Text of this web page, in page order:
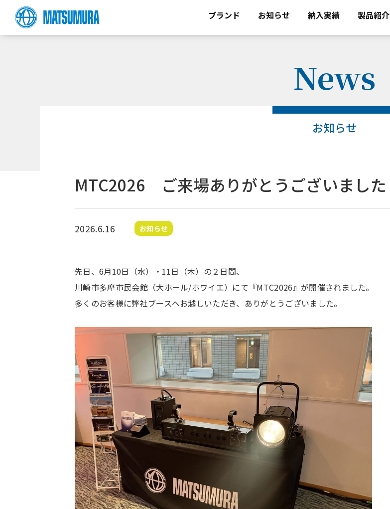
ブランド お知らせ 納入実績 製品紹介
News
お知らせ
MTC2026 ご来場ありがとうございました
2026.6.16 お知らせ
先日、6月10日（水）・11日（木）の２日間、
川崎市多摩市民会館（大ホール/ホワイエ）にて『MTC2026』が開催されました。
多くのお客様に弊社ブースへお越しいただき、ありがとうございました。